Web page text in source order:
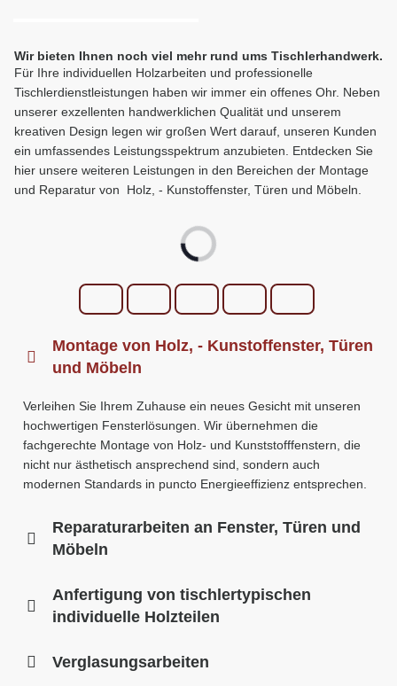
Wir bieten Ihnen noch viel mehr rund ums Tischlerhandwerk.
Für Ihre individuellen Holzarbeiten und professionelle
Tischlerdienstleistungen haben wir immer ein offenes Ohr. Neben
unserer exzellenten handwerklichen Qualität und unserem
kreativen Design legen wir großen Wert darauf, unseren Kunden
ein umfassendes Leistungsspektrum anzubieten. Entdecken Sie
hier unsere weiteren Leistungen in den Bereichen der Montage
und Reparatur von Holz, - Kunstoffenster, Türen und Möbeln.
Montage von Holz, - Kunstoffenster, Türen
und Möbeln
Verleihen Sie Ihrem Zuhause ein neues Gesicht mit unseren
hochwertigen Fensterlösungen. Wir übernehmen die
fachgerechte Montage von Holz- und Kunststofffenstern, die
nicht nur ästhetisch ansprechend sind, sondern auch
modernen Standards in puncto Energieeffizienz entsprechen.
Reparaturarbeiten an Fenster, Türen und
Möbeln
Anfertigung von tischlertypischen
individuelle Holzteilen
Verglasungsarbeiten